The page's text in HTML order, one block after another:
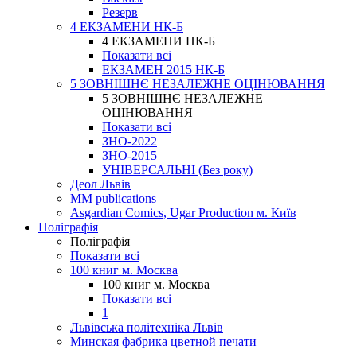
Резерв
4 ЕКЗАМЕНИ НК-Б
4 ЕКЗАМЕНИ НК-Б
Показати всі
ЕКЗАМЕН 2015 НК-Б
5 ЗОВНІШНЄ НЕЗАЛЕЖНЕ ОЦІНЮВАННЯ
5 ЗОВНІШНЄ НЕЗАЛЕЖНЕ
ОЦІНЮВАННЯ
Показати всі
ЗНО-2022
ЗНО-2015
УНІВЕРСАЛЬНІ (Без року)
Деол Львів
MM publications
Asgardian Comics, Ugar Production м. Київ
Поліграфія
Поліграфія
Показати всі
100 книг м. Москва
100 книг м. Москва
Показати всі
1
Львівська політехніка Львів
Минская фабрика цветной печати